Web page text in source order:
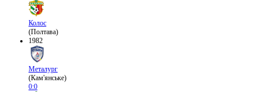
Колос
(Полтава)
1982
Металург
(Кам'янське)
0:0